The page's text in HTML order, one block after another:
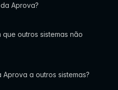
Aprova?
outros sistemas não
Aprova a outros sistemas?